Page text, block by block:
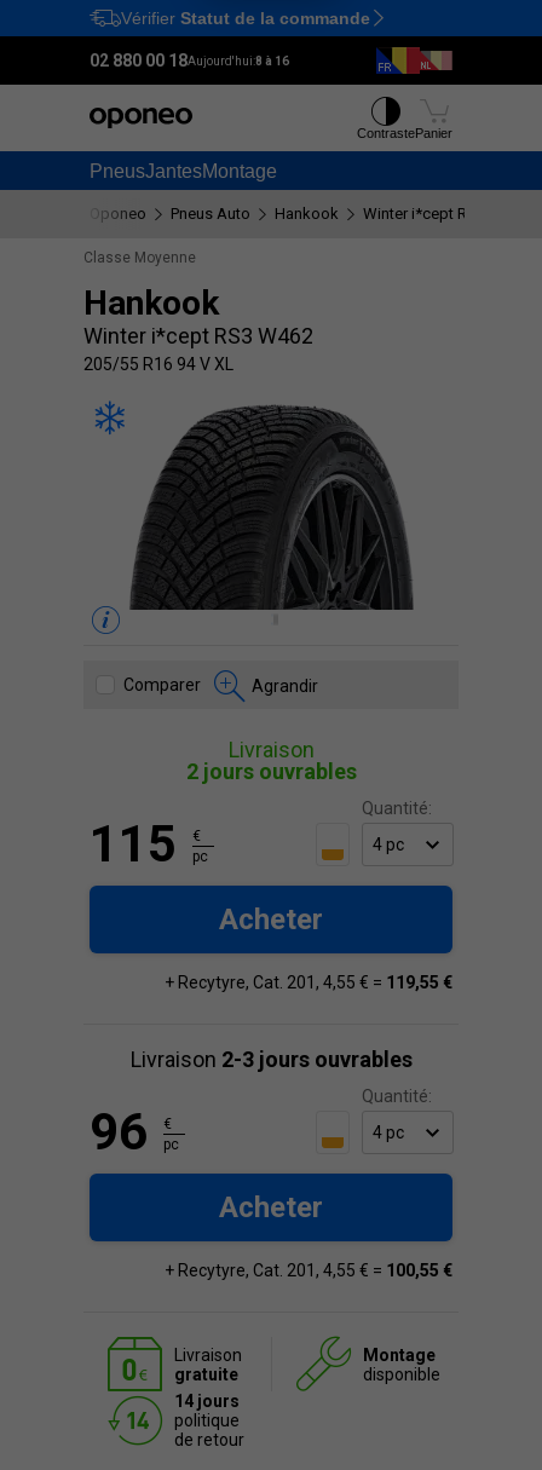
Ctrl M
Vérifier Statut de la commande
02 880 00 18Aujourd'hui:8 à 16
PneusJantesMontage
ContrastePanier
Oponeo Pneus Auto Hankook Winter i*cept RS3 W462
Classe Moyenne
Hankook
Winter i*cept RS3 W462
205/55 R16 94 V XL
Comparer Agrandir
Livraison
2 jours ouvrables
Quantité:
115
€
pc
Acheter
+ Recytyre, Cat. 201, 4,55 € = 119,55 €
Livraison 2-3 jours ouvrables
Quantité:
96
€
pc
Acheter
+ Recytyre, Cat. 201, 4,55 € = 100,55 €
Livraison
gratuite
Montage
disponible
14 jours
politique
de retour